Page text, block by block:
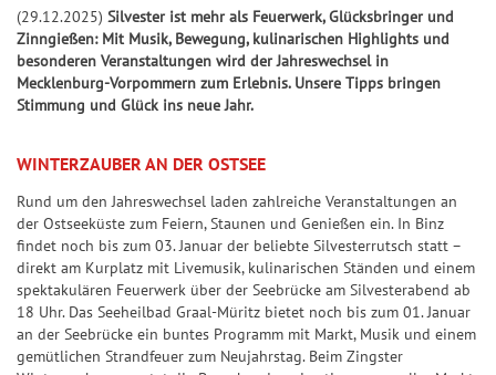
7
7
S
P
R
6
G
l
ü
c
p
o
t
e
w
i
n
n
e
p
i
e
l
7
S
U
P
E
R
6
Jac
kp
ot-
Jä
r
ke
n
+6
+7
p
i
e
l
7
S
U
P
E
R
6
Pr
oje
ktf
ör
ru
Natu
r-
und
Um
welt
schu
tz
dan
k
i
e
g
e
-
C
h
a
n
c
e
5
Ge
wi
za
n
e
r
b
i
a
n
z
G
l
ü
c
l
e
it
u
g
G
e
w
i
n
n
z
S
p
i
e
a
n
l
e
it
u
n
g
(29.12.2025) Silvester ist mehr als Feuerwerk, Glücksbringer und
Zinngießen: Mit Musik, Bewegung, kulinarischen Highlights und
besonderen Veranstaltungen wird der Jahreswechsel in
Mecklenburg-Vorpommern zum Erlebnis. Unsere Tipps bringen
Stimmung und Glück ins neue Jahr.
WINTERZAUBER AN DER OSTSEE
Rund um den Jahreswechsel laden zahlreiche Veranstaltungen an
der Ostseeküste zum Feiern, Staunen und Genießen ein. In Binz
findet noch bis zum 03. Januar der beliebte Silvesterrutsch statt –
direkt am Kurplatz mit Livemusik, kulinarischen Ständen und einem
spektakulären Feuerwerk über der Seebrücke am Silvesterabend ab
18 Uhr. Das Seeheilbad Graal-Müritz bietet noch bis zum 01. Januar
an der Seebrücke ein buntes Programm mit Markt, Musik und einem
gemütlichen Strandfeuer zum Neujahrstag. Beim Zingster